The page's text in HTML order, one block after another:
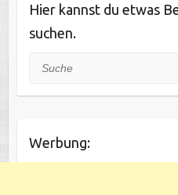
Hier kannst du etwas
suchen.
Suche
Werbung: